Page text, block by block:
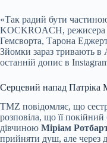
«Так радий бути
KOCKROACH, режисера
Гемсворта, Тарона
Зйомки зараз тривають в
останній допис в
Серцевий напад Патріка
TMZ повідомляє, що
розповіла, що її
дівчиною Міріам
прийняти душ, але через